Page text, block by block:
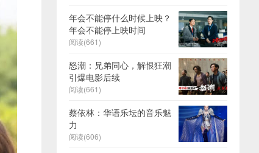
年会不能停什么时候上映？
年会不能停上映时间
阅读(661)
怒潮：兄弟同心，解恨狂潮
引爆电影后续
阅读(661)
蔡依林：华语乐坛的音乐魅
力
阅读(606)